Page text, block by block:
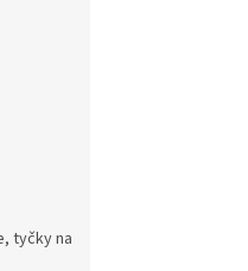
tyčky na